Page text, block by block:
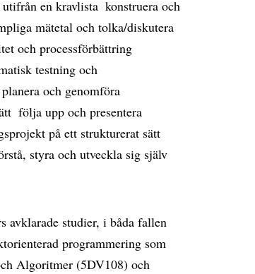
en kravlista  konstruera och
mätetal och tolka/diskutera
och processförbättring 
testning och
och genomföra
 följa upp och presentera
på ett strukturerat sätt 
styra och utveckla sig själv
avklarade studier, i båda fallen
programmering som
Algoritmer (5DV108) och